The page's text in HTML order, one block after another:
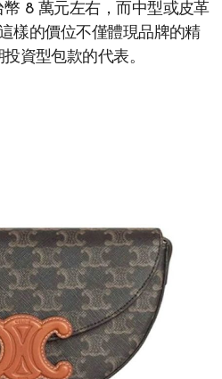
8 萬元左右，而中型或皮革
樣的價位不僅體現品牌的精
資型包款的代表。